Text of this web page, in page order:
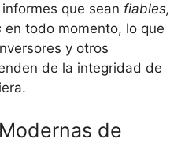
que sean fiables,
en todo momento, lo que
y otros
de la integridad de
de